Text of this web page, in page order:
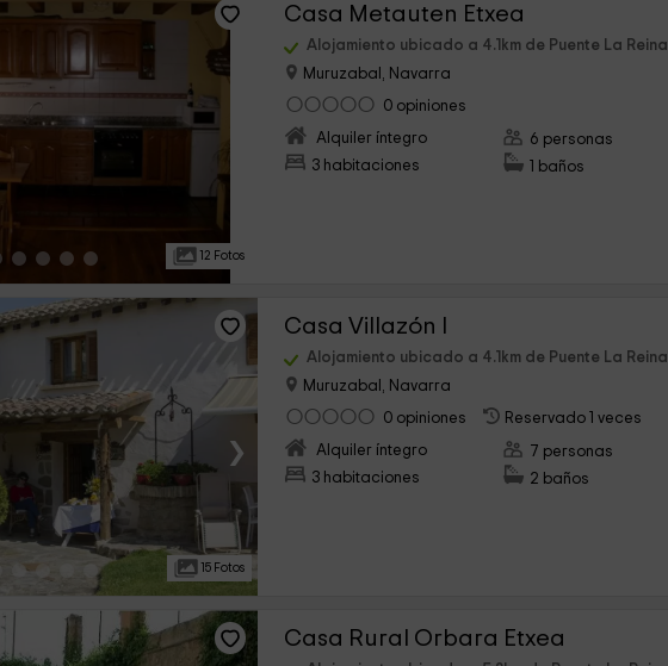
›
12 Fotos
Casa Metauten Etxea
Alojamiento ubicado a 4.1km de Puente La Reina
Muruzabal, Navarra
0 opiniones
Alquiler íntegro
3 habitaciones
6 personas
1 baños
›
15 Fotos
Casa Villazón I
Alojamiento ubicado a 4.1km de Puente La Reina
Muruzabal, Navarra
0 opiniones
Reservado 1 veces
Alquiler íntegro
3 habitaciones
7 personas
2 baños
Casa Rural Orbara Etxea